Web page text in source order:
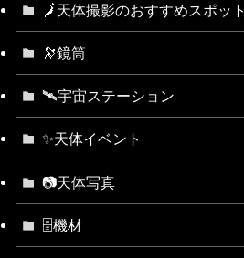
🗾天体撮影のおすすめスポット
🔭鏡筒
🛰宇宙ステーション
✨天体イベント
📷天体写真
🗄機材